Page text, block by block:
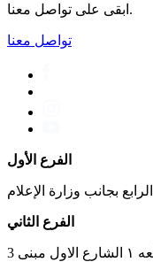
ابقى على تواصل معنا.
تواصل معنا
الفرع الأول
بجانب وزارة الإعلام
الفرع الثاني
3